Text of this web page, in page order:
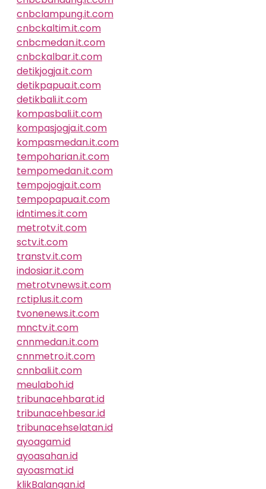
cnbclampung.it.com
cnbckaltim.it.com
cnbcmedan.it.com
cnbckalbar.it.com
detikjogja.it.com
detikpapua.it.com
detikbali.it.com
kompasbali.it.com
kompasjogja.it.com
kompasmedan.it.com
tempoharian.it.com
tempomedan.it.com
tempojogja.it.com
tempopapua.it.com
idntimes.it.com
metrotv.it.com
sctv.it.com
transtv.it.com
indosiar.it.com
metrotvnews.it.com
rctiplus.it.com
tvonenews.it.com
mnctv.it.com
cnnmedan.it.com
cnnmetro.it.com
cnnbali.it.com
meulaboh.id
tribunacehbarat.id
tribunacehbesar.id
tribunacehselatan.id
ayoagam.id
ayoasahan.id
ayoasmat.id
klikBalangan.id